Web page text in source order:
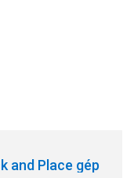
and Place gép